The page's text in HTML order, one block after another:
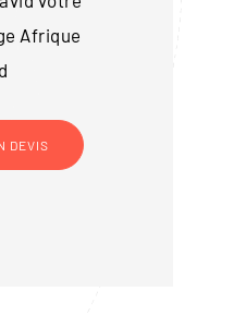
Afrique
DEVIS